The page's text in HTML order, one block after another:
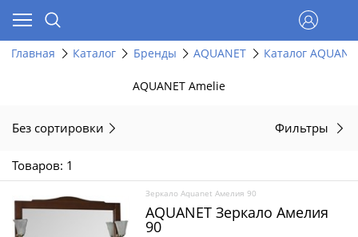
Главная Каталог Бренды AQUANET Каталог
AQUANET Amelie
Без сортировки Фильтры
Товаров: 1
Зеркало Aquanet Амелия 90
AQUANET Зеркало Амелия
90